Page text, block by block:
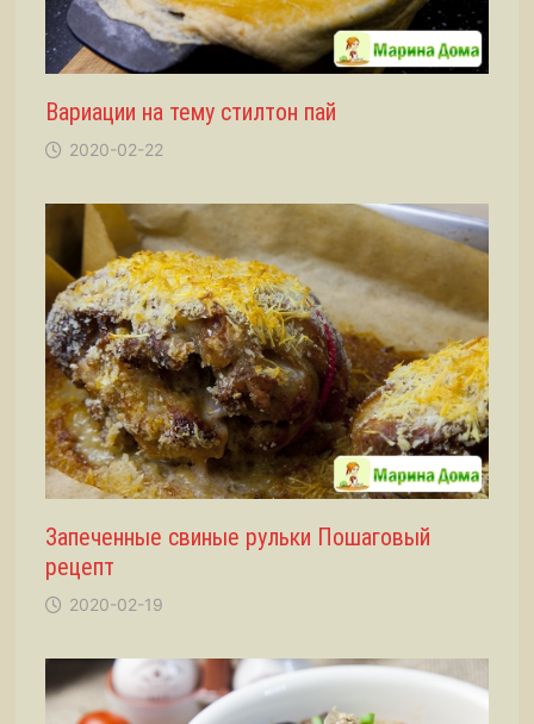
Вариации на тему стилтон пай
2020-02-22
Запеченные свиные рульки Пошаговый
рецепт
2020-02-19